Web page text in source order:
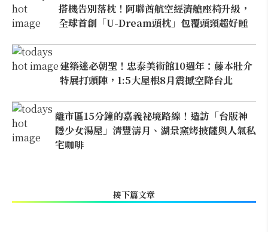
搭機告別落枕！阿聯酋航空經濟艙座椅升級，
全球首創「U-Dream頭枕」包覆頭頸超好睡
建築迷必朝聖！忠泰美術館10週年：藤本壯介
特展打頭陣，1:5大屋根8月震撼空降台北
離市區15分鐘的嘉義祕境路線！造訪「台版神
隱少女湯屋」清豐濤月、湖景窯烤披薩與人氣私
宅咖啡
接下篇文章